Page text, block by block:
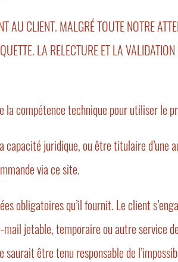
AU CLIENT. MALGRÉ TOUTE NOTRE
LA RELECTURE ET LA
la compétence technique pour utiliser le
juridique, ou être titulaire d’une
via ce site.
obligatoires qu’il fournit. Le client
jetable, temporaire ou autre service
être tenu responsable de